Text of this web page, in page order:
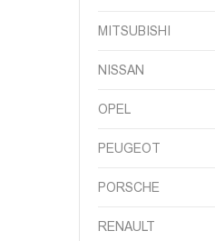
MITSUBISHI
NISSAN
OPEL
PEUGEOT
PORSCHE
RENAULT